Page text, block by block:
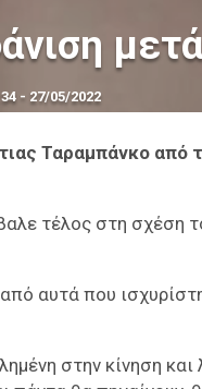
- 27/05/2022
Ταραμπάνκο από
τέλος στη σχέση
από αυτά που
στην κίνηση και